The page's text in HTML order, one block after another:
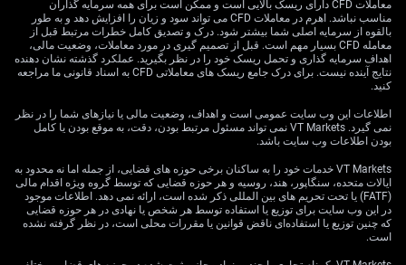
آمریکا برای ماه مه دوخته شده است. اجماع بازار افزایش
حدود 185 هزار شغل را نشان می‌دهد؛ عددی که می‌تواند بر
گام بعدی فدرال رزرو اثر بگذارد. انحراف معنادار از این رقم،
نوسان قابل توجهی به دلار آمریکا تزریق خواهد کرد.
با توجه به اینکه تورم اخیر آمریکا همچنان در سطح 3.2%
مقاوم باقی مانده، یک گزارش اشتغال ضعیف می‌تواند مسیر
سیاستی فد را پیچیده کند و احتمالاً دلار را تضعیف کند. کافی
است به «غافلگیری منفی» بزرگ NFP در اوت 2023 برگردیم
تا ببینیم چگونه یک عدد غیرمنتظره می‌تواند جهش‌های تند و
فوری در بازار ایجاد کند. این مقطع، زمان سهل‌انگاری نیست.
چشم‌انداز تکنیکال و
معاملات CFD دارای ریسک بالایی است و ممکن است برای همه سرمایه گذاران
مناسب نباشد. اهرم در معاملات CFD می تواند سود و زیان را افزایش دهد و به طور
بالقوه از سرمایه اصلی شما بیشتر شود. درک و تصدیق کامل خطرات مرتبط قبل از
معامله CFD بسیار مهم است. قبل از تصمیم گیری در مورد معاملات، وضعیت مالی،
اهداف سرمایه گذاری و تحمل ریسک خود را در نظر بگیرید. عملکرد گذشته نشان دهنده
نتایج آینده نیست. برای درک جامع ریسک های معاملاتی CFD به اسناد قانونی ما مراجعه
کنید.
اطلاعات این وب سایت عمومی است و اهداف، وضعیت مالی یا نیازهای شما را در نظر
نمی گیرد. VT Markets نمی تواند مسئول مرتبط بودن، دقت، به موقع بودن یا کامل
بودن اطلاعات وب سایت باشد.
VT Markets خدمات خود را به ساکنان برخی حوزه های قضایی، از جمله اما نه محدود به
ایالات متحده، سنگاپور، هند، روسیه و هر حوزه قضایی که توسط گروه ویژه اقدام مالی
(FATF) یا تحت تحریم های بین المللی ذکر شده است، ارائه نمی دهد. اطلاعات موجود
در این وب سایت برای توزیع یا استفاده توسط هر شخص یا نهادی در هر حوزه قضایی
که چنین توزیع یا استفاده‌ای ناقض قوانین یا مقررات محلی است، در نظر گرفته نشده
است.